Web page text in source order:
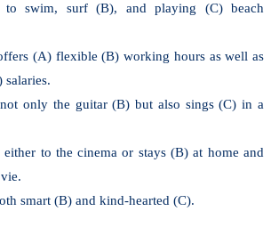
to swim, surf (B), and playing (C) beach
(A) flexible (B) working hours as well as
salaries.
only the guitar (B) but also sings (C) in a
to the cinema or stays (B) at home and
smart (B) and kind-hearted (C).